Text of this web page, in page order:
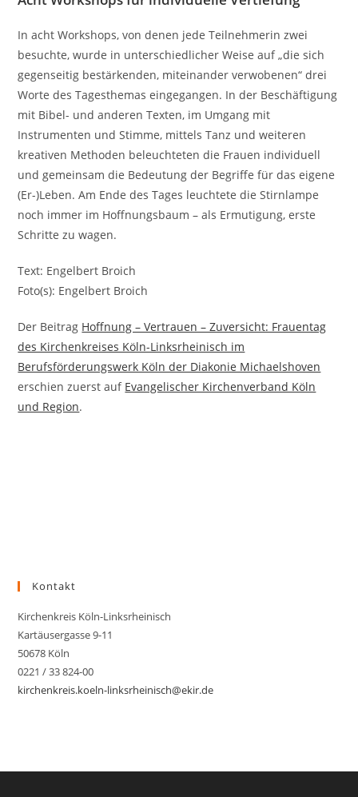
In acht Workshops, von denen jede Teilnehmerin zwei
besuchte, wurde in unterschiedlicher Weise auf „die sich
gegenseitig bestärkenden, miteinander verwobenen“ drei
Worte des Tagesthemas eingegangen. In der Beschäftigung
mit Bibel- und anderen Texten, im Umgang mit
Instrumenten und Stimme, mittels Tanz und weiteren
kreativen Methoden beleuchteten die Frauen individuell
und gemeinsam die Bedeutung der Begriffe für das eigene
(Er-)Leben. Am Ende des Tages leuchtete die Stirnlampe
noch immer im Hoffnungsbaum – als Ermutigung, erste
Schritte zu wagen.
Text: Engelbert Broich
Foto(s): Engelbert Broich
Der Beitrag Hoffnung – Vertrauen – Zuversicht: Frauentag
des Kirchenkreises Köln-Linksrheinisch im
Berufsförderungswerk Köln der Diakonie Michaelshoven
erschien zuerst auf Evangelischer Kirchenverband Köln
und Region.
Kontakt
Kirchenkreis Köln-Linksrheinisch
Kartäusergasse 9-11
50678 Köln
0221 / 33 824-00
kirchenkreis.koeln-linksrheinisch@ekir.de